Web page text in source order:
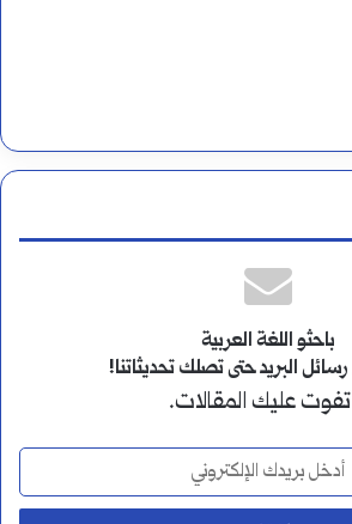
باحثو اللغة العربية
البريد حتى تصلك تحديثاتنا!
تفوت عليك المقالات.